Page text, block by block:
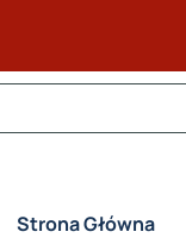
Strona Główna